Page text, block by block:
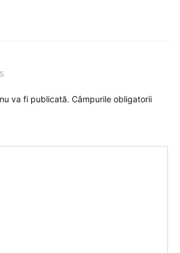
va fi publicată. Câmpurile obligatorii